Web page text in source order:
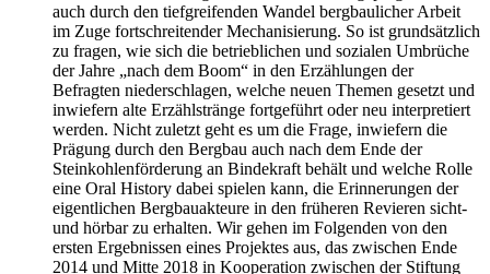
auch durch den tiefgreifenden Wandel bergbaulicher Arbeit
im Zuge fortschreitender Mechanisierung. So ist grundsätzlich
zu fragen, wie sich die betrieblichen und sozialen Umbrüche
der Jahre „nach dem Boom“ in den Erzählungen der
Befragten niederschlagen, welche neuen Themen gesetzt und
inwiefern alte Erzählstränge fortgeführt oder neu interpretiert
werden. Nicht zuletzt geht es um die Frage, inwiefern die
Prägung durch den Bergbau auch nach dem Ende der
Steinkohlenförderung an Bindekraft behält und welche Rolle
eine Oral History dabei spielen kann, die Erinnerungen der
eigentlichen Bergbauakteure in den früheren Revieren sicht-
und hörbar zu erhalten. Wir gehen im Folgenden von den
ersten Ergebnissen eines Projektes aus, das zwischen Ende
2014 und Mitte 2018 in Kooperation zwischen der Stiftung